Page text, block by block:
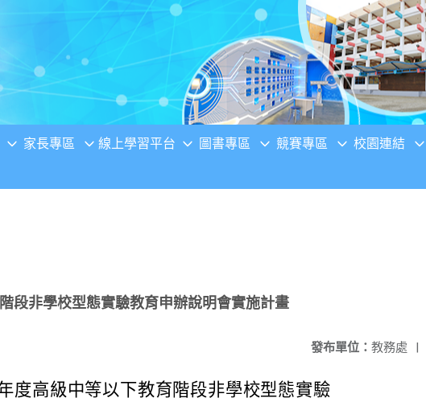
家長專區 線上學習平台 圖書專區 競賽專區 校園連結
段非學校型態實驗教育申辦說明會實施計畫
發布單位： 教務處 |
度高級中等以下教育階段非學校型態實驗